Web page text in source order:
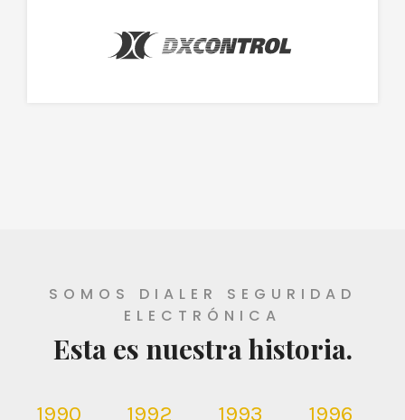
SOMOS DIALER SEGURIDAD
ELECTRÓNICA
Esta es nuestra historia.
1990 1992 1993
1996